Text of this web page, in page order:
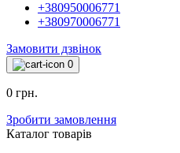
+380950006771
+380970006771
Замовити дзвінок
0
0 грн.
Зробити замовлення
Каталог товарiв